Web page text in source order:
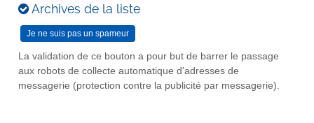
Archives de la liste
La validation de ce bouton a pour but de barrer le passage
aux robots de collecte automatique d'adresses de
messagerie (protection contre la publicité par messagerie).